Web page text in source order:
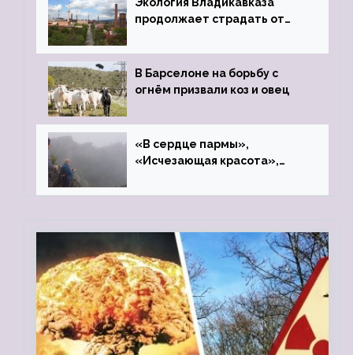
Экология Владикавказа
продолжает страдать от
В Барселоне на борьбу с
огнём призвали коз и овец
«В сердце пармы»,
«Исчезающая красота»,